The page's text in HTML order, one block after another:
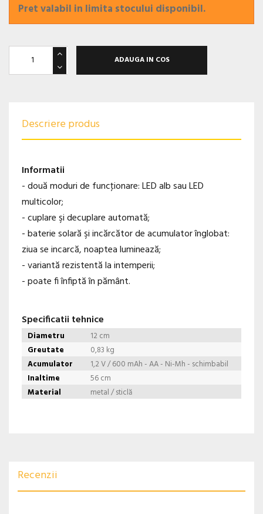
Pret valabil in limita stocului disponibil.
ADAUGA IN COS
Descriere produs
Informatii
- două moduri de funcţionare: LED alb sau LED
multicolor;
- cuplare şi decuplare automată;
- baterie solară şi incărcător de acumulator înglobat:
ziua se incarcă, noaptea luminează;
- variantă rezistentă la intemperii;
- poate fi înfiptă în pământ.
Specificatii tehnice
Diametru
12 cm
Greutate
0,83 kg
Acumulator
1,2 V / 600 mAh - AA - Ni-Mh - schimbabil
Inaltime
56 cm
Material
metal / sticlă
Recenzii